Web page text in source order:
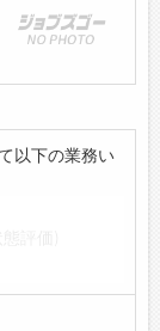
以下の業務い
確認)